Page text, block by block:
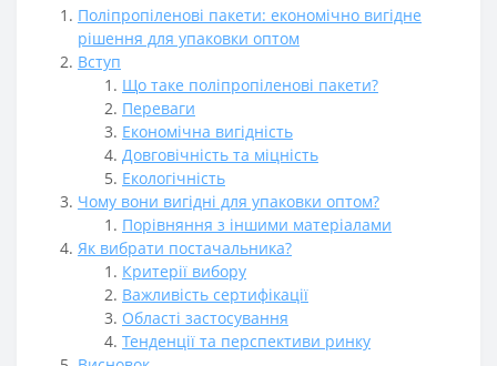
Поліпропіленові пакети: економічно вигідне
рішення для упаковки оптом
Вступ
Що таке поліпропіленові пакети?
Переваги
Економічна вигідність
Довговічність та міцність
Екологічність
Чому вони вигідні для упаковки оптом?
Порівняння з іншими матеріалами
Як вибрати постачальника?
Критерії вибору
Важливість сертифікації
Області застосування
Тенденції та перспективи ринку